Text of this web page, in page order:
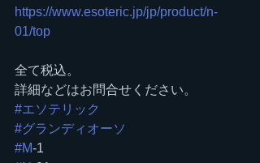
https://www.esoteric.jp/jp/product/n-
01/top
全て税込。
詳細などはお問合せください。
#エソテリック
#グランディオーソ
#M-1